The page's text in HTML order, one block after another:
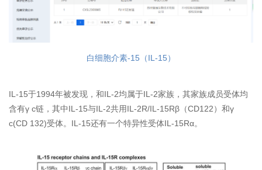
白细胞介素-15（IL-15）
IL-15于1994年被发现，和IL-2均属于IL-2家族，其家族成员受体均
含有γ c链，其中IL-15与IL-2共用IL-2R/IL-15Rβ（CD122）和γ
c(CD 132)受体。IL-15还有一个特异性受体IL-15Rα。